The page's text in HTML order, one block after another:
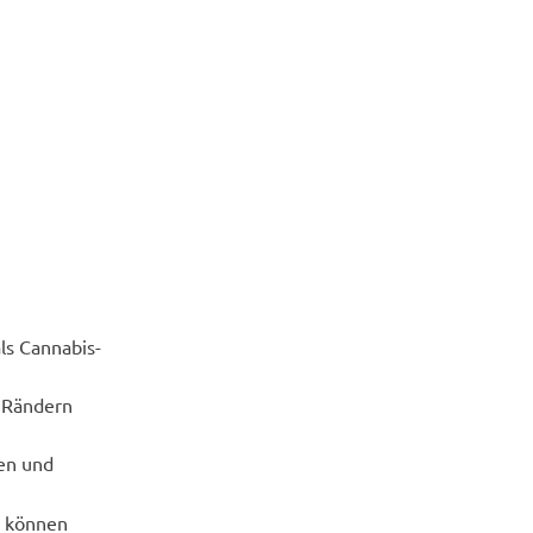
Cannabis-
und